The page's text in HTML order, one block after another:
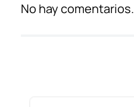
No hay comentarios.